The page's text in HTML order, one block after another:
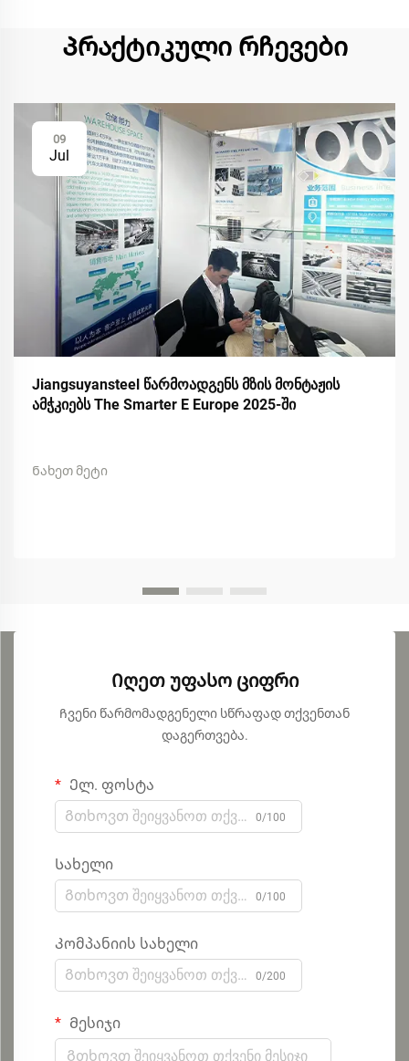
Პრაქტიკული რჩევები
09
Jul
Jiangsuyansteel წარმოადგენს მზის მონტაჟის
ამჭკიებს The Smarter E Europe 2025-ში
Ნახეთ მეტი
Იღეთ უფასო ციფრი
Ჩვენი წარმომადგენელი სწრაფად თქვენთან
დაგერთვება.
Ელ. ფოსტა
0/100
Სახელი
0/100
Კომპანიის სახელი
0/200
Მესიჯი